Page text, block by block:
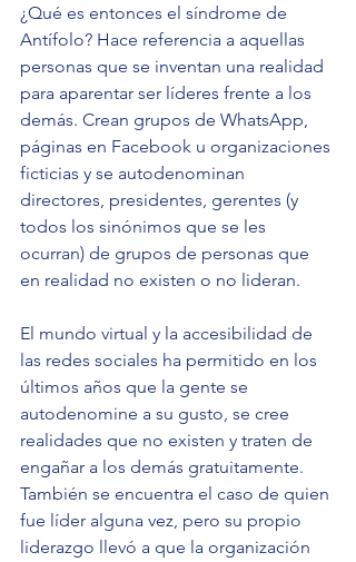
¿Qué es entonces el síndrome de
Antífolo? Hace referencia a aquellas
personas que se inventan una realidad
para aparentar ser líderes frente a los
demás. Crean grupos de WhatsApp,
páginas en Facebook u organizaciones
ficticias y se autodenominan
directores, presidentes, gerentes (y
todos los sinónimos que se les
ocurran) de grupos de personas que
en realidad no existen o no lideran.
El mundo virtual y la accesibilidad de
las redes sociales ha permitido en los
últimos años que la gente se
autodenomine a su gusto, se cree
realidades que no existen y traten de
engañar a los demás gratuitamente.
También se encuentra el caso de quien
fue líder alguna vez, pero su propio
liderazgo llevó a que la organización